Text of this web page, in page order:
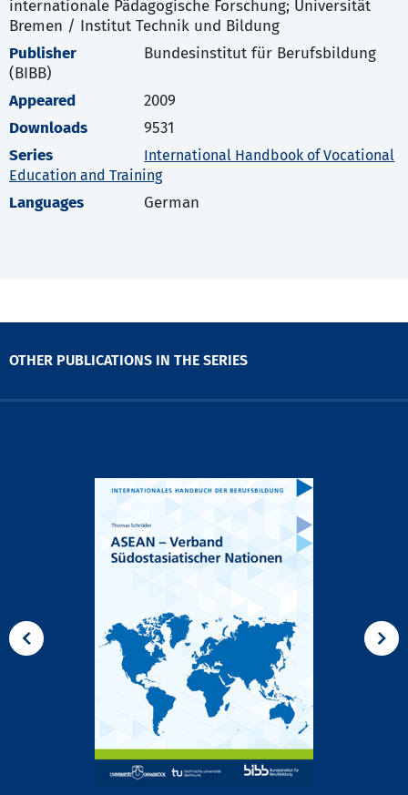
internationale Pädagogische Forschung; Universität
Bremen / Institut Technik und Bildung
Publisher
Bundesinstitut für Berufsbildung
(BIBB)
Appeared
2009
Downloads
9531
Series
International Handbook of Vocational
Education and Training
Languages German
OTHER PUBLICATIONS IN THE SERIES